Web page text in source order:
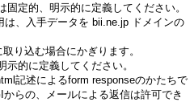
的、明示的に定義してください。
入手データを bii.ne.jp ドメインの
む場合にかぎります。
に定義してください。
述によるform responseのかたちで
メールによる返信は許可でき